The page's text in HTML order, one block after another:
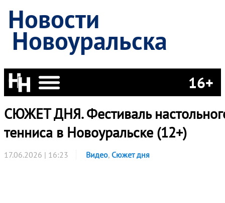
Новости
Новоуральска
16+
СЮЖЕТ ДНЯ. Фестиваль
тенниса в Новоуральске (12+)
17.06.2026 | 16:23 Видео, Сюжет дня